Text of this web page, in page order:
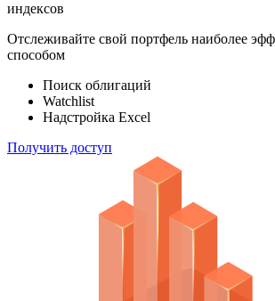
индексов
Отслеживайте свой портфель наиболее
способом
Поиск облигаций
Watchlist
Надстройка Excel
Получить доступ